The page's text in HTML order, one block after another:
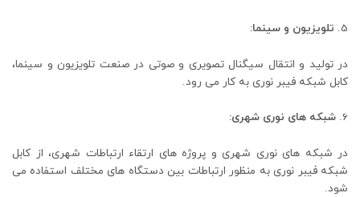
تلویزیون و سینما:
در تولید و انتقال سیگنال تصویری و صوتی در صنعت تلویزیون و سینما،
کابل شبکه فیبر نوری به کار می ‌رود.
شبکه‌ های نوری شهری:
در شبکه‌ های نوری شهری و پروژه‌ های ارتقاء ارتباطات شهری، از کابل
شبکه فیبر نوری به منظور ارتباطات بین دستگاه ‌های مختلف استفاده می
‌شود.